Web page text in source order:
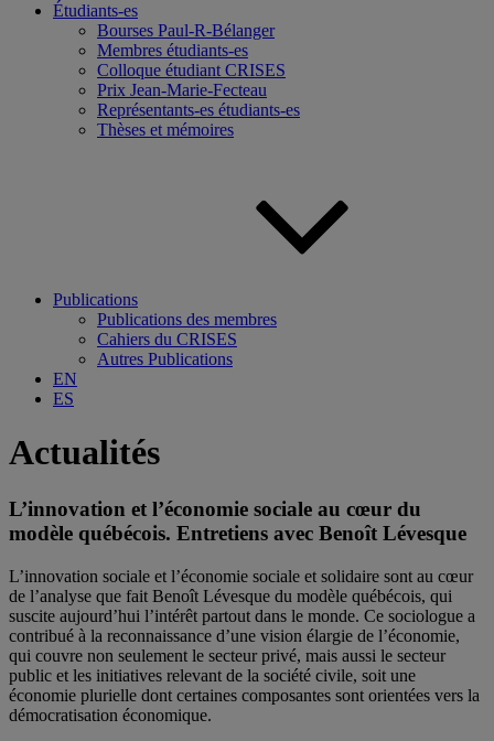
Étudiants-es
Bourses Paul-R-Bélanger
Membres étudiants-es
Colloque étudiant CRISES
Prix Jean-Marie-Fecteau
Représentants-es étudiants-es
Thèses et mémoires
Publications
Publications des membres
Cahiers du CRISES
Autres Publications
EN
ES
Actualités
L’innovation et l’économie sociale au cœur du
modèle québécois. Entretiens avec Benoît Lévesque
L’innovation sociale et l’économie sociale et solidaire sont au cœur
de l’analyse que fait Benoît Lévesque du modèle québécois, qui
suscite aujourd’hui l’intérêt partout dans le monde. Ce sociologue a
contribué à la reconnaissance d’une vision élargie de l’économie,
qui couvre non seulement le secteur privé, mais aussi le secteur
public et les initiatives relevant de la société civile, soit une
économie plurielle dont certaines composantes sont orientées vers la
démocratisation économique.